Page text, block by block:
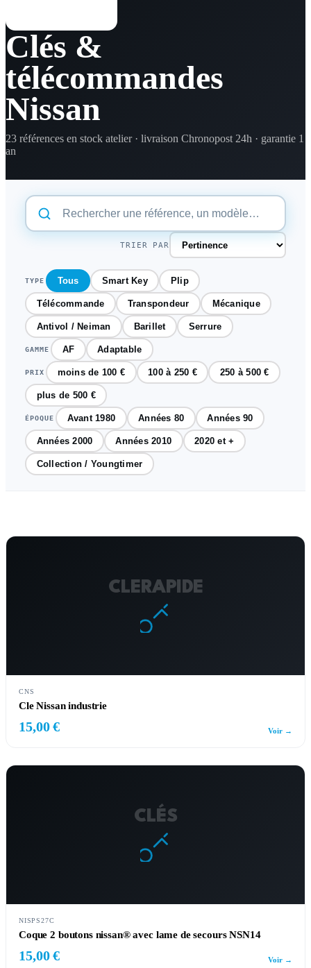
Clés &
télécommandes
Nissan
23 références en stock atelier · livraison Chronopost 24h · garantie 1
an
TRIER PAR
TYPE Tous Smart Key Plip
Télécommande Transpondeur Mécanique
Antivol / Neiman Barillet Serrure
GAMME AF Adaptable
PRIX moins de 100 € 100 à 250 € 250 à 500 €
plus de 500 €
ÉPOQUE Avant 1980 Années 80 Années 90
Années 2000 Années 2010 2020 et +
Collection / Youngtimer
CLERAPIDE
CNS
Cle Nissan industrie
15,00 € Voir →
CLÉS
NISPS27C
Coque 2 boutons nissan® avec lame de secours NSN14
15,00 € Voir →